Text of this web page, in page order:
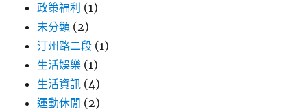
政策福利 (1)
未分類 (2)
汀州路二段 (1)
生活娛樂 (1)
生活資訊 (4)
運動休閒 (2)